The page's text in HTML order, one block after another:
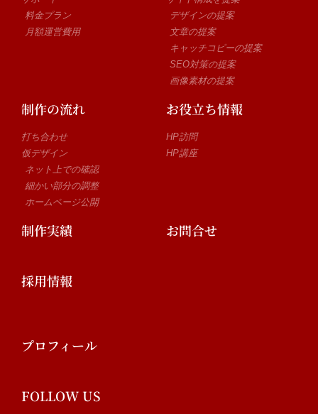
料金プラン
月額運営費用
デザインの提案
文章の提案
キャッチコピーの提案
SEO対策の提案
画像素材の提案
制作の流れ
打ち合わせ
仮デザイン
ネット上での確認
細かい部分の調整
ホームページ公開
お役立ち情報
HP訪問
HP講座
制作実績 お問合せ
採用情報
プロフィール
FOLLOW US